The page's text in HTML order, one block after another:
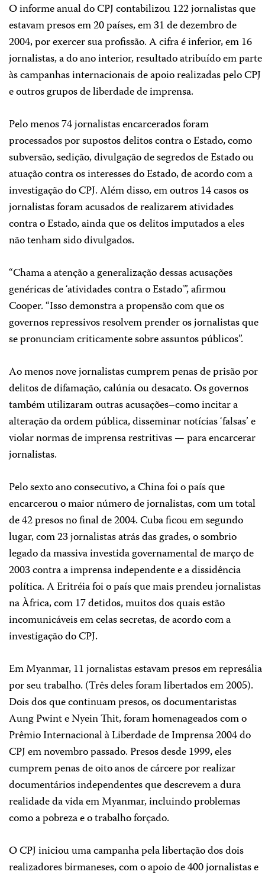
O informe anual do CPJ contabilizou 122 jornalistas que
estavam presos em 20 países, em 31 de dezembro de
2004, por exercer sua profissão. A cifra é inferior, em 16
jornalistas, a do ano interior, resultado atribuído em parte
às campanhas internacionais de apoio realizadas pelo CPJ
e outros grupos de liberdade de imprensa.
Pelo menos 74 jornalistas encarcerados foram
processados por supostos delitos contra o Estado, como
subversão, sedição, divulgação de segredos de Estado ou
atuação contra os interesses do Estado, de acordo com a
investigação do CPJ. Além disso, em outros 14 casos os
jornalistas foram acusados de realizarem atividades
contra o Estado, ainda que os delitos imputados a eles
não tenham sido divulgados.
“Chama a atenção a generalização dessas acusações
genéricas de ‘atividades contra o Estado'”, afirmou
Cooper. “Isso demonstra a propensão com que os
governos repressivos resolvem prender os jornalistas que
se pronunciam criticamente sobre assuntos públicos”.
Ao menos nove jornalistas cumprem penas de prisão por
delitos de difamação, calúnia ou desacato. Os governos
também utilizaram outras acusações–como incitar a
alteração da ordem pública, disseminar notícias ‘falsas’ e
violar normas de imprensa restritivas — para encarcerar
jornalistas.
Pelo sexto ano consecutivo, a China foi o país que
encarcerou o maior número de jornalistas, com um total
de 42 presos no final de 2004. Cuba ficou em segundo
lugar, com 23 jornalistas atrás das grades, o sombrio
legado da massiva investida governamental de março de
2003 contra a imprensa independente e a dissidência
política. A Eritréia foi o país que mais prendeu jornalistas
na Àfrica, com 17 detidos, muitos dos quais estão
incomunicáveis em celas secretas, de acordo com a
investigação do CPJ.
Em Myanmar, 11 jornalistas estavam presos em represália
por seu trabalho. (Três deles foram libertados em 2005).
Dois dos que continuam presos, os documentaristas
Aung Pwint e Nyein Thit, foram homenageados com o
Prêmio Internacional à Liberdade de Imprensa 2004 do
CPJ em novembro passado. Presos desde 1999, eles
cumprem penas de oito anos de cárcere por realizar
documentários independentes que descrevem a dura
realidade da vida em Myanmar, incluindo problemas
como a pobreza e o trabalho forçado.
O CPJ iniciou uma campanha pela libertação dos dois
realizadores birmaneses, com o apoio de 400 jornalistas e